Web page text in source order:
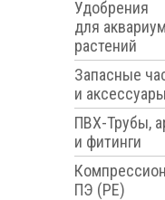
Удобрения
для
растений
Запасные
и аксессуары
ПВХ-Трубы,
и фитинги
ПЭ (PE)